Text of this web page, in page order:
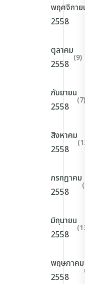
พฤศจิกาย
2558
ตุลาคม
2558
(9)
กันยายน
2558
(7)
สิงหาคม
2558
กรกฎาคม
2558
มิถุนายน
2558
พฤษภาคม
2558